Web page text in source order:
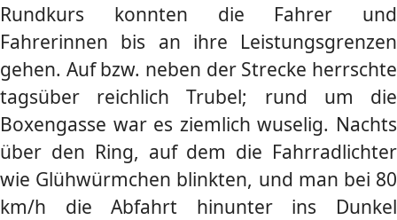
Rundkurs konnten die Fahrer und
Fahrerinnen bis an ihre Leistungsgrenzen
gehen. Auf bzw. neben der Strecke herrschte
tagsüber reichlich Trubel; rund um die
Boxengasse war es ziemlich wuselig. Nachts
über den Ring, auf dem die Fahrradlichter
wie Glühwürmchen blinkten, und man bei 80
km/h die Abfahrt hinunter ins Dunkel